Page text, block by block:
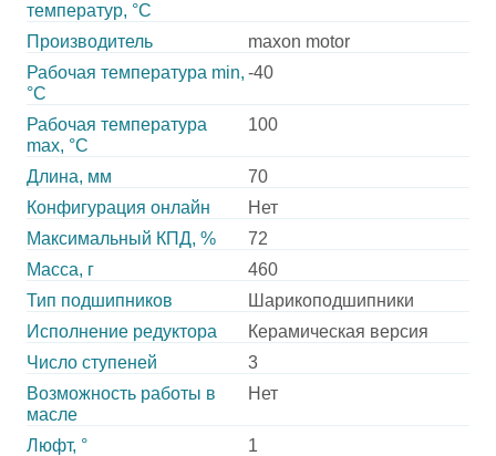
температур, °С
Производитель
maxon motor
Рабочая температура min,
°С
-40
Рабочая температура
max, °С
100
Длина, мм
70
Конфигурация онлайн
Нет
Максимальный КПД, %
72
Масса, г
460
Тип подшипников
Шарикоподшипники
Исполнение редуктора
Керамическая версия
Число ступеней
3
Возможность работы в
масле
Нет
Люфт, °
1